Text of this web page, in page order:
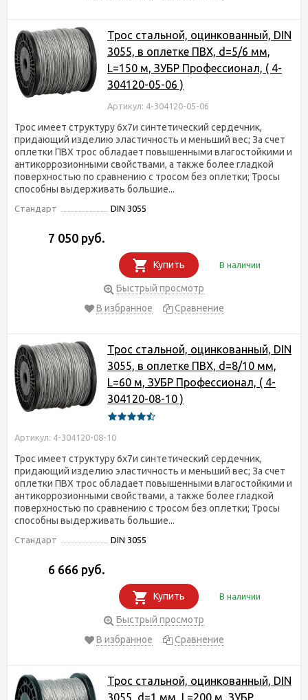
Трос стальной, оцинкованный, DIN
3055, в оплетке ПВХ, d=5/6 мм,
L=150 м, ЗУБР Профессионал, ( 4-
304120-05-06 )
Артикул: 4-304120-05-06
Трос имеет структуру 6х7и синтетический сердечник,
придающий изделию эластичность и меньший вес; За счет
оплетки ПВХ трос обладает повышенными влагостойкими и
антикоррозионными свойствами, а также более гладкой
поверхностью по сравнению с тросом без оплетки; Тросы
способны выдерживать большие...
Стандарт DIN 3055
7 050 руб.
Купить В наличии
Быстрый просмотр
В избранное
Сравнение
Трос стальной, оцинкованный, DIN
3055, в оплетке ПВХ, d=8/10 мм,
L=60 м, ЗУБР Профессионал, ( 4-
304120-08-10 )
Артикул: 4-304120-08-10
Трос имеет структуру 6х7и синтетический сердечник,
придающий изделию эластичность и меньший вес; За счет
оплетки ПВХ трос обладает повышенными влагостойкими и
антикоррозионными свойствами, а также более гладкой
поверхностью по сравнению с тросом без оплетки; Тросы
способны выдерживать большие...
Стандарт DIN 3055
6 666 руб.
Купить В наличии
Быстрый просмотр
В избранное
Сравнение
Трос стальной, оцинкованный, DIN
3055, d=1 мм, L=200 м, ЗУБР